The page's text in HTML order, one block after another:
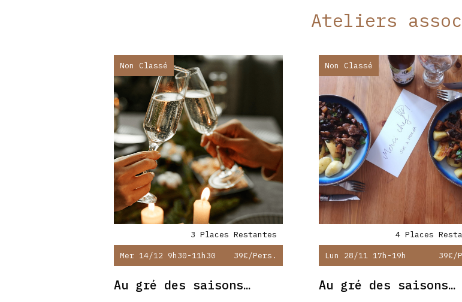
Ateliers
Non Classé
3 Places Restantes
Mer 14/12 9h30-11h30 39€/pers.
Au gré des saisons…
Non Classé
4 Places
Lun 28/11 17h-19h 39€/
Au gré des saisons…